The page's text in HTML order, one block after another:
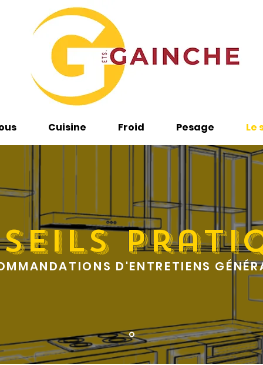
Cuisine Froid Pesage Le
D'ENTRETIENS